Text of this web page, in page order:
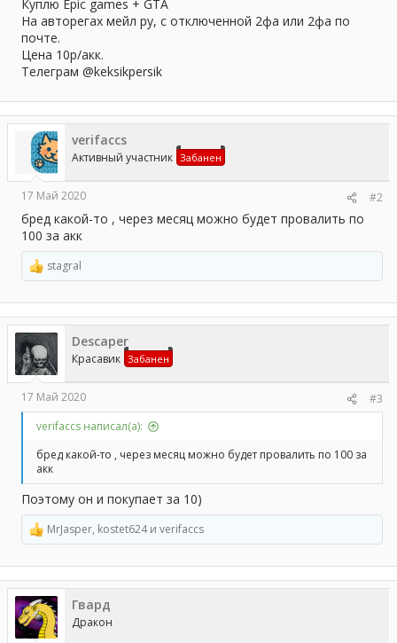
Куплю Epic games + GTA
На авторегах мейл ру, с отключенной 2фа или 2фа по
почте.
Цена 10р/акк.
Телеграм @keksikpersik
verifaccs
Активный участник Забанен
17 Май 2020 #2
бред какой-то , через месяц можно будет провалить по
100 за акк
Р
е
а
к
ц
и
и
:
stagral
Descaper
Красавик Забанен
17 Май 2020
#3
verifaccs написал(а):
бред какой-то , через месяц можно будет провалить по 100 за
акк
Поэтому он и покупает за 10)
Р
е
а
к
ц
и
и
:
MrJasper, kostet624и verifaccs
Гвард
Дракон